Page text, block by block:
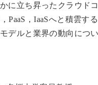
に立ち昇ったクラウド
PaaS，IaaSへと積雲
デルと業界の動向につ